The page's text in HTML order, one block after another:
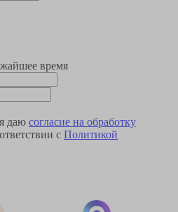
время
даю согласие на обработку
с Политикой